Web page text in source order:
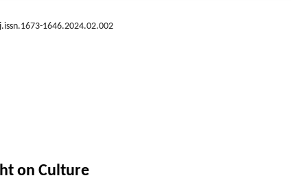
1646.2024.02.002
on Culture